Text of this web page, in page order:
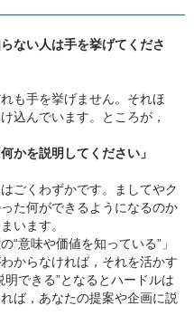
ない人は手を挙げてくださ
も手を挙げません。それほ
込んでいます。ところが，
かを説明してください」
ごくわずかです。ましてやク
た何ができるようになるのか
います。
“意味や価値を知っている”」
からなければ，それを活かす
できる”となるとハードルは
ば，あなたの提案や企画に説